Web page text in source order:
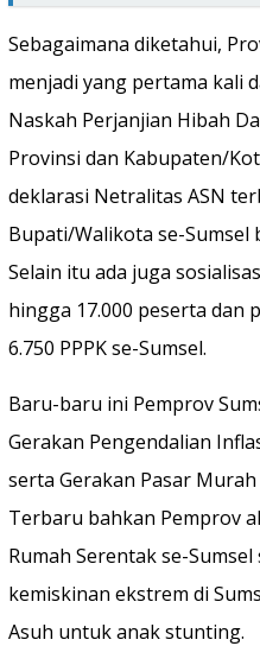
Sebagaimana diketahui,
menjadi yang pertama kali
Naskah Perjanjian Hibah
Provinsi dan Kabupaten/
deklarasi Netralitas ASN
Bupati/Walikota se-Sumsel
Selain itu ada juga
hingga 17.000 peserta dan
6.750 PPPK se-Sumsel.
Baru-baru ini Pemprov
Gerakan Pengendalian
serta Gerakan Pasar Murah
Terbaru bahkan Pemprov
Rumah Serentak se-
kemiskinan ekstrem di
Asuh untuk anak stunting.